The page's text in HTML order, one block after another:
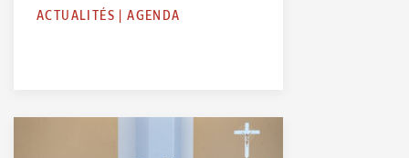
ACTUALITÉS |AGENDA